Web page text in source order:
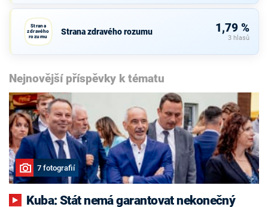
Strana
zdravého
rozumu
Strana zdravého rozumu 1,79 %
3 hlasů
Nejnovější příspěvky k tématu
7 fotografií